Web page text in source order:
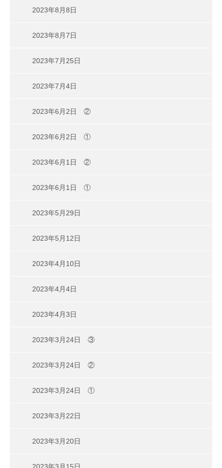
2023年8月8日
2023年8月7日
2023年7月25日
2023年7月4日
2023年6月2日 ②
2023年6月2日 ①
2023年6月1日 ②
2023年6月1日 ①
2023年5月29日
2023年5月12日
2023年4月10日
2023年4月4日
2023年4月3日
2023年3月24日 ③
2023年3月24日 ②
2023年3月24日 ①
2023年3月22日
2023年3月20日